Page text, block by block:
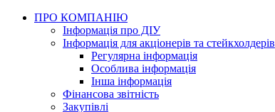
ПРО КОМПАНІЮ
Інформація про ДІУ
Інформація для акціонерів та стейкхолдерів
Регулярна інформація
Особлива інформація
Інша інформація
Фінансова звітність
Закупівлі